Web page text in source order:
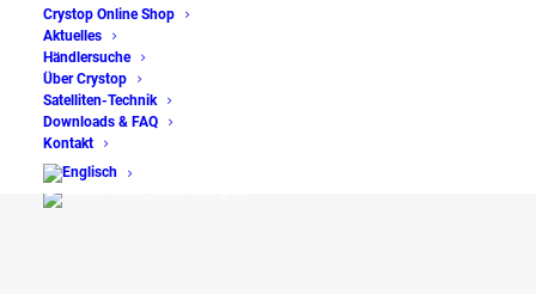
Crystop Online Shop
Aktuelles
Händlersuche
Über Crystop
Satelliten-Technik
Downloads & FAQ
Kontakt
Satellitenanlagen für Reisemobile und Caravans